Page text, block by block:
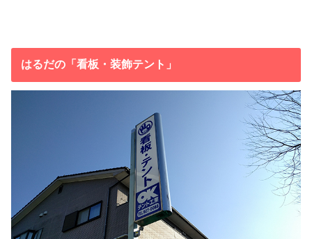
はるだの「看板・装飾テント」